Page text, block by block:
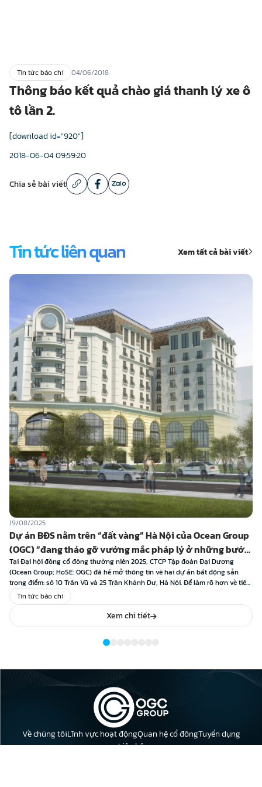
Tin tức báo chí 04/06/2018
Thông báo kết quả chào giá thanh lý xe ô
tô lần 2.
[download id=”920″]
2018-06-04 09:59:20
Chia sẻ bài viết
Tin tức liên quan Xem tất cả bài viết
19/08/2025
Tin tức báo chí
Dự án BĐS nằm trên “đất vàng” Hà Nội của Ocean Group
(OGC) “đang tháo gỡ vướng mắc pháp lý ở những bước
cuối cùng”
Tại Đại hội đồng cổ đông thường niên 2025, CTCP Tập đoàn Đại Dương
(Ocean Group; HoSE: OGC) đã hé mở thông tin về hai dự án bất động sản
trọng điểm: số 10 Trấn Vũ và 25 Trần Khánh Dư, Hà Nội. Để làm rõ hơn về tiến
độ xử lý cũng như định […]
Xem chi tiết
Về chúng tôiLĩnh vực hoạt độngQuan hệ cổ đôngTuyển dụng
Liên hệ